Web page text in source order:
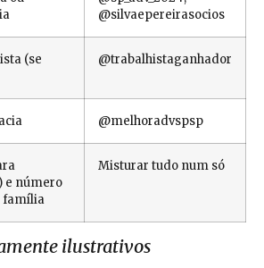
@silvaepereirasocios
(se
@trabalhistaganhador
@melhoradvspsp
e número
família
Misturar tudo num só
ilustrativos